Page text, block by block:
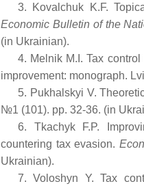
3. Kovalchuk K.F.
Economic Bulletin of the
(in Ukrainian).
4. Melnik M.I. Tax
improvement: monograph.
5. Pukhalskyi V.
№1 (101). рр. 32-36. (in
6. Tkachyk F.P.
countering tax evasion.
Ukrainian).
7. Voloshyn Y. Tax